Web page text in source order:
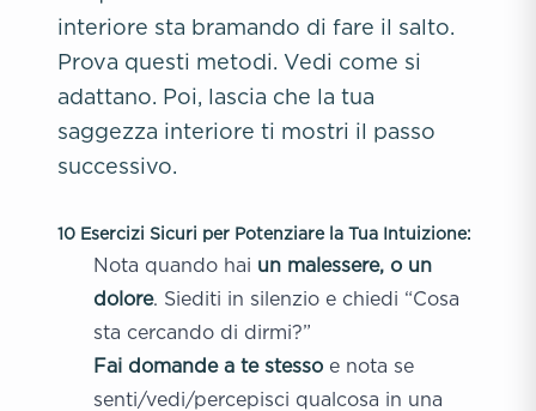
interiore sta bramando di fare il salto.
Prova questi metodi. Vedi come si
adattano. Poi, lascia che la tua
saggezza interiore ti mostri il passo
successivo.
10 Esercizi Sicuri per Potenziare la Tua Intuizione:
Nota quando hai un malessere, o un
dolore. Siediti in silenzio e chiedi “Cosa
sta cercando di dirmi?”
Fai domande a te stesso e nota se
senti/vedi/percepisci qualcosa in una